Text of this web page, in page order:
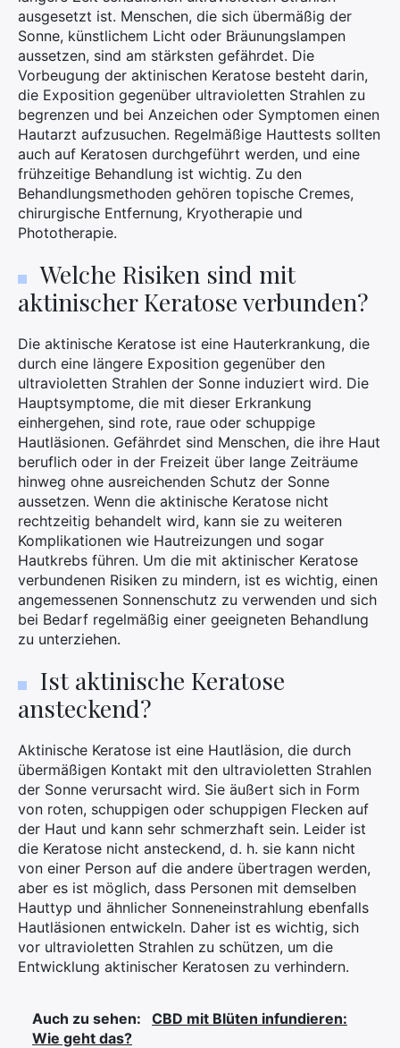
ausgesetzt ist. Menschen, die sich übermäßig der
Sonne, künstlichem Licht oder Bräunungslampen
aussetzen, sind am stärksten gefährdet. Die
Vorbeugung der aktinischen Keratose besteht darin,
die Exposition gegenüber ultravioletten Strahlen zu
begrenzen und bei Anzeichen oder Symptomen einen
Hautarzt aufzusuchen. Regelmäßige Hauttests sollten
auch auf Keratosen durchgeführt werden, und eine
frühzeitige Behandlung ist wichtig. Zu den
Behandlungsmethoden gehören topische Cremes,
chirurgische Entfernung, Kryotherapie und
Phototherapie.
Welche Risiken sind mit
aktinischer Keratose verbunden?
Die aktinische Keratose ist eine Hauterkrankung, die
durch eine längere Exposition gegenüber den
ultravioletten Strahlen der Sonne induziert wird. Die
Hauptsymptome, die mit dieser Erkrankung
einhergehen, sind rote, raue oder schuppige
Hautläsionen. Gefährdet sind Menschen, die ihre Haut
beruflich oder in der Freizeit über lange Zeiträume
hinweg ohne ausreichenden Schutz der Sonne
aussetzen. Wenn die aktinische Keratose nicht
rechtzeitig behandelt wird, kann sie zu weiteren
Komplikationen wie Hautreizungen und sogar
Hautkrebs führen. Um die mit aktinischer Keratose
verbundenen Risiken zu mindern, ist es wichtig, einen
angemessenen Sonnenschutz zu verwenden und sich
bei Bedarf regelmäßig einer geeigneten Behandlung
zu unterziehen.
Ist aktinische Keratose
ansteckend?
Aktinische Keratose ist eine Hautläsion, die durch
übermäßigen Kontakt mit den ultravioletten Strahlen
der Sonne verursacht wird. Sie äußert sich in Form
von roten, schuppigen oder schuppigen Flecken auf
der Haut und kann sehr schmerzhaft sein. Leider ist
die Keratose nicht ansteckend, d. h. sie kann nicht
von einer Person auf die andere übertragen werden,
aber es ist möglich, dass Personen mit demselben
Hauttyp und ähnlicher Sonneneinstrahlung ebenfalls
Hautläsionen entwickeln. Daher ist es wichtig, sich
vor ultravioletten Strahlen zu schützen, um die
Entwicklung aktinischer Keratosen zu verhindern.
Auch zu sehen:
CBD mit Blüten infundieren:
Wie geht das?
×
Suchen
Sie
nach: